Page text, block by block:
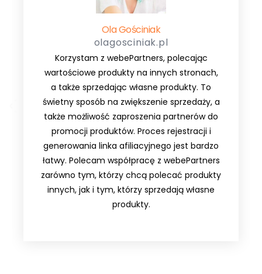
Korzystam z webePartners, polecając
wartościowe produkty na innych stronach,
a także sprzedając własne produkty. To
świetny sposób na zwiększenie sprzedaży, a
także możliwość zaproszenia partnerów do
promocji produktów. Proces rejestracji i
generowania linka afiliacyjnego jest bardzo
łatwy. Polecam współpracę z webePartners
zarówno tym, którzy chcą polecać produkty
innych, jak i tym, którzy sprzedają własne
produkty.
Ola Gościniak
olagosciniak.pl